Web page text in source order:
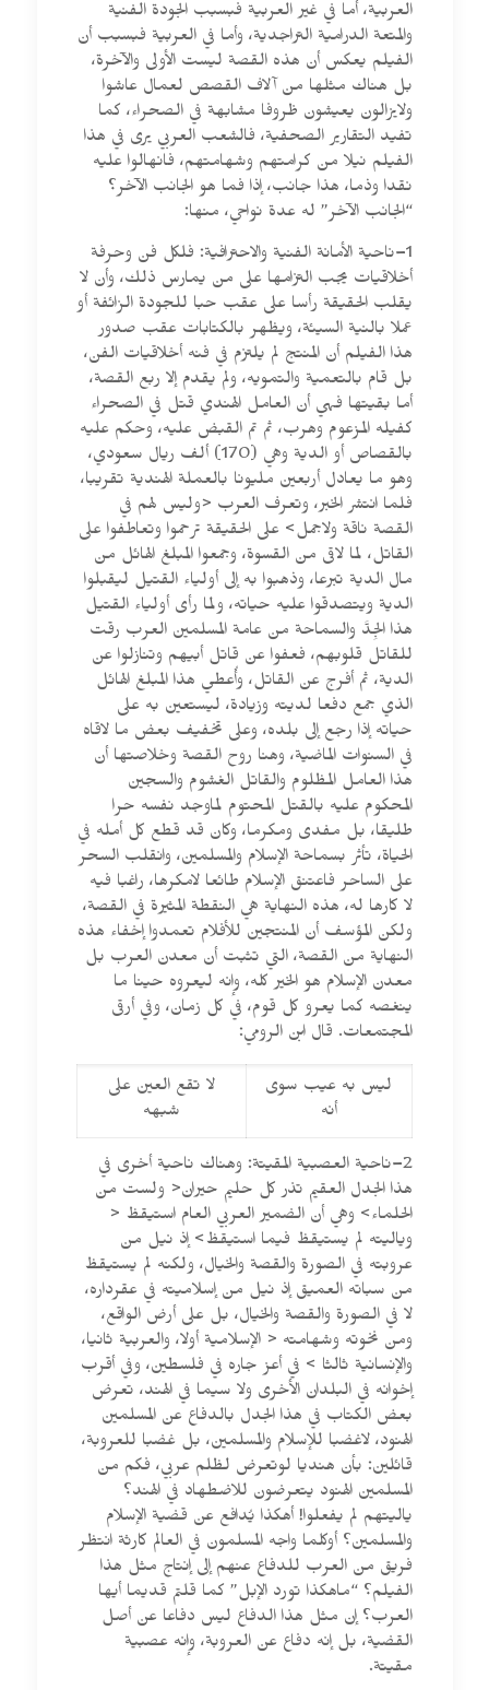
العربية، أما في غير العربية فبسبب الجودة الفنية
والمتعة الدرامية التراجدية، وأما في العربية فبسبب أن
الفيلم يعكس أن هذه القصة ليست الأولى والآخرة،
بل هناك مثلها من آلاف القصص لعمال عاشوا
ولايزالون يعيشون ظروفا مشابهة في الصحراء، كما
تفيد التقارير الصحفية، فالشعب العربي يرى في هذا
الفيلم نيلا من كرامتهم وشهامتهم، فانهالوا عليه
نقدا وذما، هذا جانب، إذا فما هو الجانب الآخر؟
“الجانب الآخر” له عدة نواحي، منها:
1–ناحية الأمانة الفنية والاحترافية: فلكل فن وحرفة
أخلاقيات يجب التزامها على من يمارس ذلك، وأن لا
يقلب الحقيقة رأسا على عقب حبا للجودة الزائفة أو
عملا بالنية السيئة، ويظهر بالكتابات عقب صدور
هذا الفيلم أن المنتج لم يلتزم في فنه أخلاقيات الفن،
بل قام بالتعمية والتمويه، ولم يقدم إلا ربع القصة،
أما بقيتها فهي أن العامل الهندي قتل في الصحراء
كفيله المزعوم وهرب، ثم تم القبض عليه، وحكم عليه
بالقصاص أو الدية وهي (170) ألف ريال سعودي،
وهو ما يعادل أربعين مليونا بالعملة الهندية تقريبا،
فلما انتشر الخبر، وتعرف العرب <وليس لهم في
القصة ناقة ولاجمل> على الحقيقة ترحموا وتعاطفوا على
القاتل، لما لاقى من القسوة، وجمعوا المبلغ الهائل من
مال الدية تبرعا، وذهبوا به إلى أولياء القتيل ليقبلوا
الدية ويتصدقوا عليه حياته، ولما رأى أولياء القتيل
هذا الجِدَّ والسماحة من عامة المسلمين العرب رقت
للقاتل قلوبهم، فعفوا عن قاتل أبيهم وتنازلوا عن
الدية، ثم أفرج عن القاتل، وأُعطي هذا المبلغ الهائل
الذي جمع دفعا لديته وزيادة، ليستعين به على
حياته إذا رجع إلى بلده، وعلى تخفيف بعض ما لاقاه
في السنوات الماضية، وهنا روح القصة وخلاصتها أن
هذا العامل المظلوم والقاتل الغشوم والسجين
المحكوم عليه بالقتل المحتوم لماوجد نفسه حرا
طليقا، بل مفدى ومكرما، وكان قد قطع كل أمله في
الحياة، تأثر بسماحة الإسلام والمسلمين، وانقلب السحر
على الساحر فاعتنق الإسلام طائعا لامكرها، راغبا فيه
لا كارها له، هذه النهاية هي النقطة المثيرة في القصة،
ولكن المؤسف أن المنتجين للأفلام تعمدوا إخفاء هذه
النهاية من القصة، التي تثبت أن معدن العرب بل
معدن الإسلام هو الخير كله، وإنه ليعروه حينا ما
ينغصه كما يعرو كل قوم، في كل زمان، وفي أرقى
المجتمعات. قال ابن الرومي:
ليس به عيب سوى
أنه
لا تقع العين على
شبهه
2–ناحية العصبية المقيتة: وهناك ناحية أخرى في
هذا الجدل العقيم تذر كل حليم حيران< ولست من
الحلماء> وهي أن الضمير العربي العام استيقظ <
وياليته لم يستيقظ فيما استيقظ> إذ نيل من
عروبته في الصورة والقصة والخيال، ولكنه لم يستيقظ
من سباته العميق إذ نيل من إسلاميته في عقرداره،
لا في الصورة والقصة والخيال، بل على أرض الواقع،
ومن نخوته وشهامته < الإسلامية أولا، والعربية ثانيا،
والإنسانية ثالثا > في أعز جاره في فلسطين، وفي أقرب
إخوانه في البلدان الأخرى ولا سيما في الهند، تعرض
بعض الكتاب في هذا الجدل بالدفاع عن المسلمين
الهنود، لاغضبا للإسلام والمسلمين، بل غضبا للعروبة،
قائلين: بأن هنديا لوتعرض لظلم عربي، فكم من
المسلمين الهنود يتعرضون للاضطهاد في الهند؟
ياليتهم لم يفعلوا! أهكذا يُدافع عن قضية الإسلام
والمسلمين؟ أوكلما واجه المسلمون في العالم كارثة انتظر
فريق من العرب للدفاع عنهم إلى إنتاج مثل هذا
الفيلم؟ “ماهكذا تورد الإبل” كما قلتم قديما أيها
العرب؟ إن مثل هذا الدفاع ليس دفاعا عن أصل
القضية، بل إنه دفاع عن العروبة، وإنه عصبية
مقيتة.